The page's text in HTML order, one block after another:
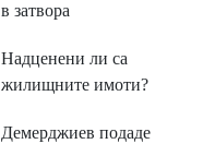
в затвора
Надценени ли са
жилищните имоти?
Демерджиев подаде